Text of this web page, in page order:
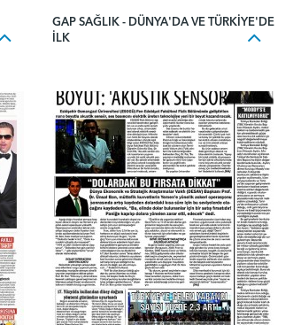
GAP SAĞLIK - DÜNYA'DA VE TÜRKIYE'DE
İLK